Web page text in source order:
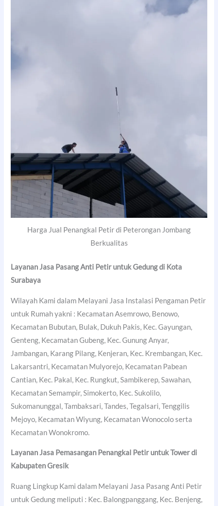
Harga Jual Penangkal Petir di Peterongan Jombang
Berkualitas
Layanan Jasa Pasang Anti Petir untuk Gedung di Kota
Surabaya
Wilayah Kami dalam Melayani Jasa Instalasi Pengaman Petir
untuk Rumah yakni : Kecamatan Asemrowo, Benowo,
Kecamatan Bubutan, Bulak, Dukuh Pakis, Kec. Gayungan,
Genteng, Kecamatan Gubeng, Kec. Gunung Anyar,
Jambangan, Karang Pilang, Kenjeran, Kec. Krembangan, Kec.
Lakarsantri, Kecamatan Mulyorejo, Kecamatan Pabean
Cantian, Kec. Pakal, Kec. Rungkut, Sambikerep, Sawahan,
Kecamatan Semampir, Simokerto, Kec. Sukolilo,
Sukomanunggal, Tambaksari, Tandes, Tegalsari, Tenggilis
Mejoyo, Kecamatan Wiyung, Kecamatan Wonocolo serta
Kecamatan Wonokromo.
Layanan Jasa Pemasangan Penangkal Petir untuk Tower di
Kabupaten Gresik
Ruang Lingkup Kami dalam Melayani Jasa Pasang Anti Petir
untuk Gedung meliputi : Kec. Balongpanggang, Kec. Benjeng,